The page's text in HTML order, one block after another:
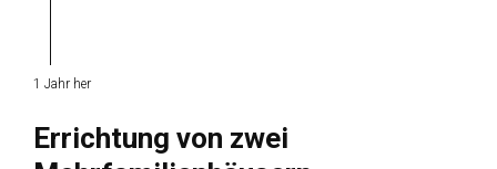
1 Jahr her
Errichtung von zwei